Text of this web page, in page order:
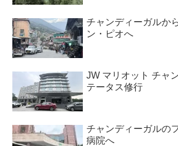
チャンディーガルか
ン・ピオへ
JW マリオット チャ
テータス修行
チャンディーガルの
病院へ